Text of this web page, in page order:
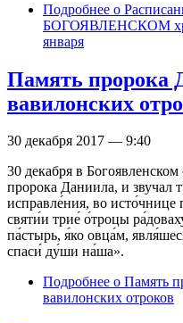
Подробнее о
БОГОЯВЛЕНСКОМ
января
Память пророка
вавилонских
30 декабря 2017 — 9:40
30 декабря в
пророка Даниила, и звучал
исправле́ния, во исто́чнице
святи́и трие́ о́троцы
па́стырь, я́ко овца́м,
спаси́ ду́ши на́ша».
Подробнее о Память
вавилонских отроков